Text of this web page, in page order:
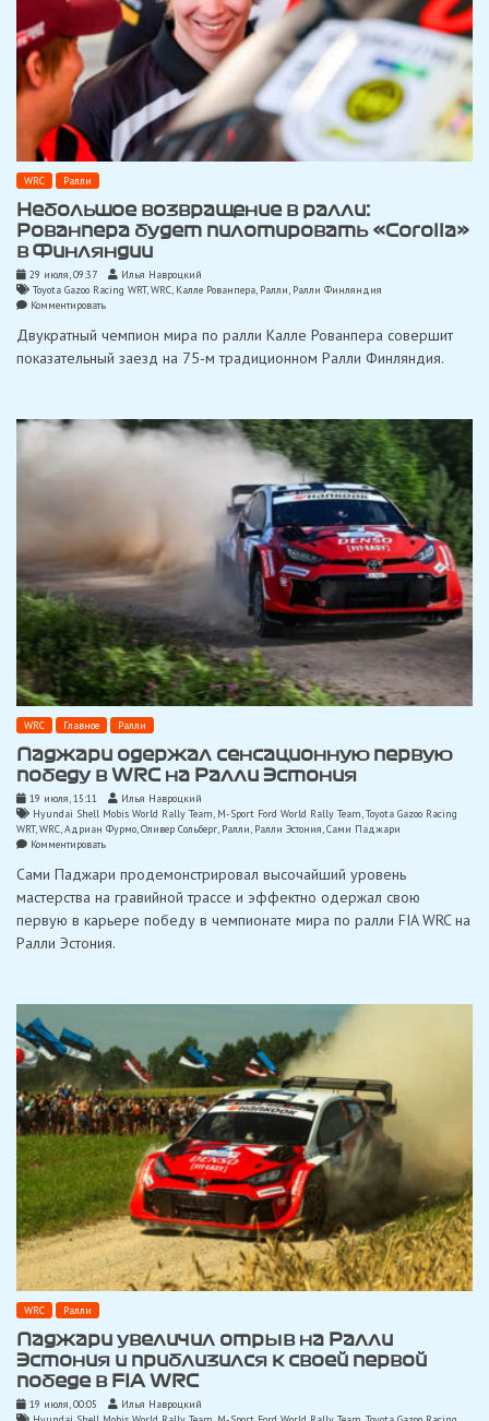
WRC Ралли
Небольшое возвращение в ралли:
Рованпера будет пилотировать «Corolla»
в Финляндии
29 июля, 09:37
Илья Навроцкий
Toyota Gazoo Racing WRT,WRC, Калле Рованпера, Ралли, Ралли Финляндия
Комментироватьon
возвращение
в
ралли:
«Corolla»
Двукратный чемпион мира по ралли Калле Рованпера совершит
показательный заезд на 75-м традиционном Ралли Финляндия.
WRC Главное Ралли
Паджари одержал сенсационную первую
победу в WRC на Ралли Эстония
19 июля, 15:11
Илья Навроцкий
Hyundai Shell Mobis World Rally Team, M-Sport Ford World Rally Team,Toyota Gazoo Racing
WRT,WRC,Адриан Фурмо,Оливер Сольберг, Ралли, Ралли Эстония,Сами Паджари
Комментироватьon
одержал
сенсационную
первую
победу
WRC
Сами Паджари продемонстрировал высочайший уровень
мастерства на гравийной трассе и эффектно одержал свою
первую в карьере победу в чемпионате мира по ралли FIA WRC на
Ралли Эстония.
WRC Ралли
Паджари увеличил отрыв на Ралли
Эстония и приблизился к своей первой
победе в FIA WRC
19 июля, 00:05
Илья Навроцкий